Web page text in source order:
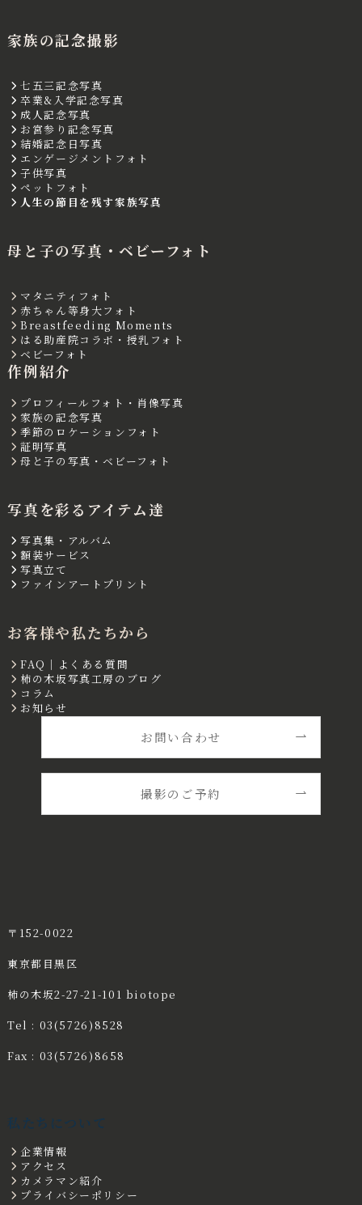
家族の記念撮影
七五三記念写真
卒業&入学記念写真
成人記念写真
お宮参り記念写真
結婚記念日写真
エンゲージメントフォト
子供写真
ペットフォト
人生の節目を残す家族写真
母と子の写真・ベビーフォト
マタニティフォト
赤ちゃん等身大フォト
Breastfeeding Moments
はる助産院コラボ・授乳フォト
ベビーフォト
作例紹介
プロフィールフォト・肖像写真
家族の記念写真
季節のロケーションフォト
証明写真
母と子の写真・ベビーフォト
写真を彩るアイテム達
写真集・アルバム
額装サービス
写真立て
ファインアートプリント
お客様や私たちから
FAQ｜よくある質問
柿の木坂写真工房のブログ
コラム
お知らせ
お問い合わせ
撮影のご予約
〒152-0022
東京都目黒区
柿の木坂2-27-21-101 biotope
Tel : 03(5726)8528
Fax : 03(5726)8658
私たちについて
企業情報
アクセス
カメラマン紹介
プライバシーポリシー